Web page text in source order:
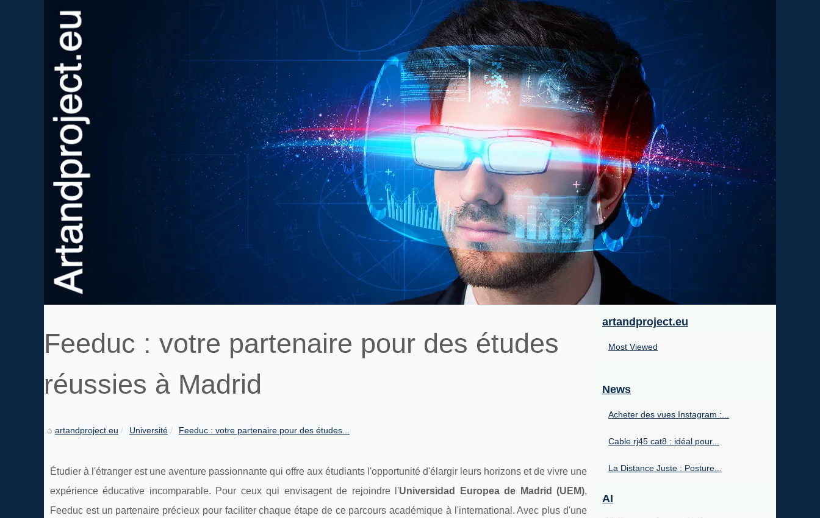
Feeduc : votre partenaire pour des études
réussies à Madrid
artandproject.eu Université Feeduc : votre partenaire pour des études...
Étudier à l'étranger est une aventure passionnante qui offre aux étudiants l'opportunité d'élargir leurs horizons et de vivre une
expérience éducative incomparable. Pour ceux qui envisagent de rejoindre l'Universidad Europea de Madrid (UEM),
Feeduc est un partenaire précieux pour faciliter chaque étape de ce parcours académique à l'international. Avec plus d'une
artandproject.eu
Most Viewed
News
Acheter des vues Instagram :...
Cable rj45 cat8 : idéal pour...
La Distance Juste : Posture...
AI